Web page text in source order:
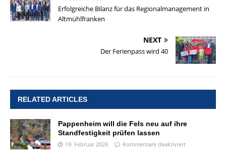
Erfolgreiche Bilanz für das Regionalmanagement in
Altmühlfranken
NEXT
Der Ferienpass wird 40
RELATED ARTICLES
Pappenheim will die Fels neu auf ihre
Standfestigkeit prüfen lassen
19. Februar 2026 Kommentare deaktiviert